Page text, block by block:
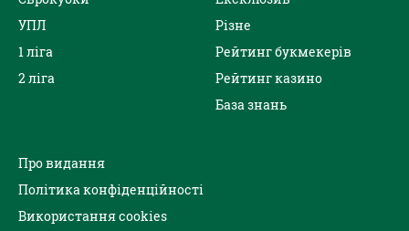
УПЛ
1 ліга
2 ліга
Різне
Рейтинг букмекерів
Рейтинг казино
База знань
Про видання
Політика конфіденційності
Використання cookies